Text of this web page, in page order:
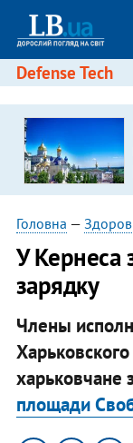
Defense Tech
Головна —
У Кернеса
зарядку
Члены
харьковчане
площади